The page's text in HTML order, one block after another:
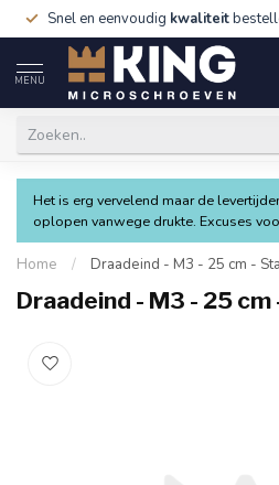
Snel en eenvoudig kwaliteit
MENU
Het is erg vervelend maar de
oplopen vanwege drukte. Excuses
Home / Draadeind - M3 - 25 cm -
Draadeind - M3 - 25